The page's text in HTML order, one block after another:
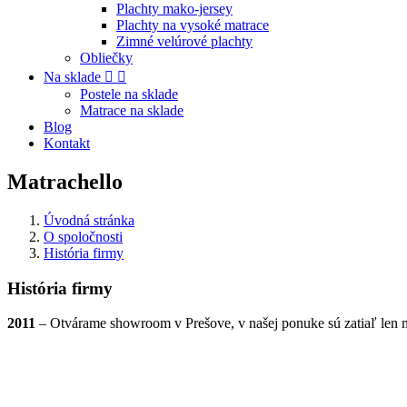
Plachty mako-jersey
Plachty na vysoké matrace
Zimné velúrové plachty
Obliečky
Na sklade  
Postele na sklade
Matrace na sklade
Blog
Kontakt
Matrachello
Úvodná stránka
O spoločnosti
História firmy
História firmy
2011 – Otvárame showroom v Prešove, v našej ponuke sú zatiaľ len